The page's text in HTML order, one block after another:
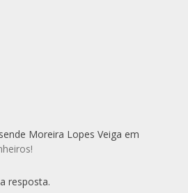
Moreira Lopes Veiga em
resposta.